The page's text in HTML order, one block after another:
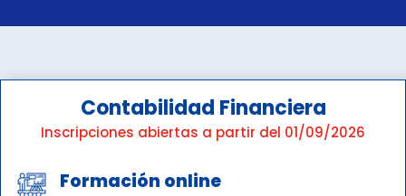
Contabilidad Financiera
Inscripciones abiertas a partir del 01/09/2026
Formación online